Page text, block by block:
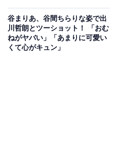
谷まりあ、谷間ちらりな姿で出
川哲朗とツーショット！ 「おむ
ねがヤバい」「あまりに可愛い
くて心がキュン」